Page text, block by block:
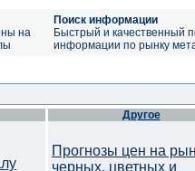
на
Поиск информации
Быстрый и качественный
информации по рынку
Другое
Прогнозы цен на
черных, цветных и